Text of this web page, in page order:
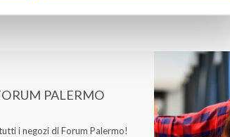
PALERMO
i negozi di Forum Palermo!